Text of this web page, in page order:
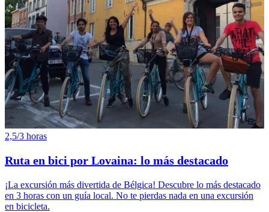
2,5/3 horas
Ruta en bici por Lovaina: lo más destacado
¡La excursión más divertida de Bélgica! Descubre lo más destacado
en 3 horas con un guía local. No te pierdas nada en una excursión
en bicicleta.